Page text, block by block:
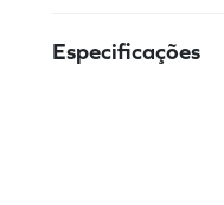
Especificações